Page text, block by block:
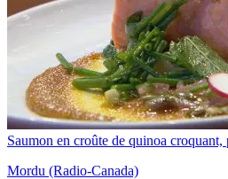
Saumon en croûte de quinoa croquant,
Mordu (Radio-Canada)